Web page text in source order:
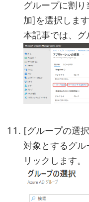
グループに割
加]を選択します
本記事では、グ
[グループの選
対象とするグ
リックします。